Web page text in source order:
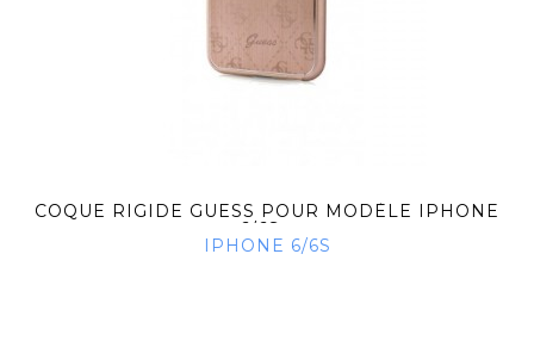
COQUE RIGIDE GUESS POUR MODÈLE IPHONE
6/6S...
IPHONE 6/6S